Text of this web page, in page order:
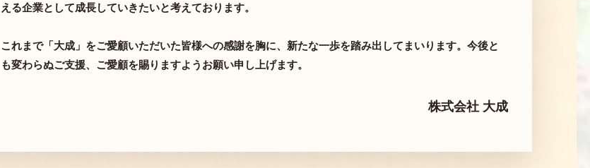
える企業として成長していきたいと考えております。
これまで「大成」をご愛顧いただいた皆様への感謝を胸に、新たな一歩を踏み出してまいります。今後と
も変わらぬご支援、ご愛顧を賜りますようお願い申し上げます。
株式会社 大成